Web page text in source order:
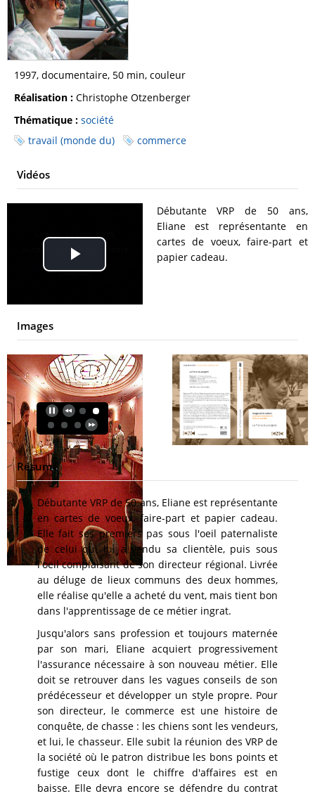
1997, documentaire, 50 min, couleur
Réalisation : Christophe Otzenberger
Thématique : société
travail (monde du)
commerce
Vidéos
Play
Video
Débutante VRP de 50 ans,
Eliane est représentante en
cartes de voeux, faire-part et
papier cadeau.
Images
Résumé
Débutante VRP de 50 ans, Eliane est représentante
en cartes de voeux, faire-part et papier cadeau.
Elle fait ses premiers pas sous l'oeil paternaliste
de celui qui lui a vendu sa clientèle, puis sous
l'oeil complaisant de son directeur régional. Livrée
au déluge de lieux communs des deux hommes,
elle réalise qu'elle a acheté du vent, mais tient bon
dans l'apprentissage de ce métier ingrat.
Jusqu'alors sans profession et toujours maternée
par son mari, Eliane acquiert progressivement
l'assurance nécessaire à son nouveau métier. Elle
doit se retrouver dans les vagues conseils de son
prédécesseur et développer un style propre. Pour
son directeur, le commerce est une histoire de
conquête, de chasse : les chiens sont les vendeurs,
et lui, le chasseur. Elle subit la réunion des VRP de
la société où le patron distribue les bons points et
fustige ceux dont le chiffre d'affaires est en
baisse. Elle devra encore se défendre du contrat